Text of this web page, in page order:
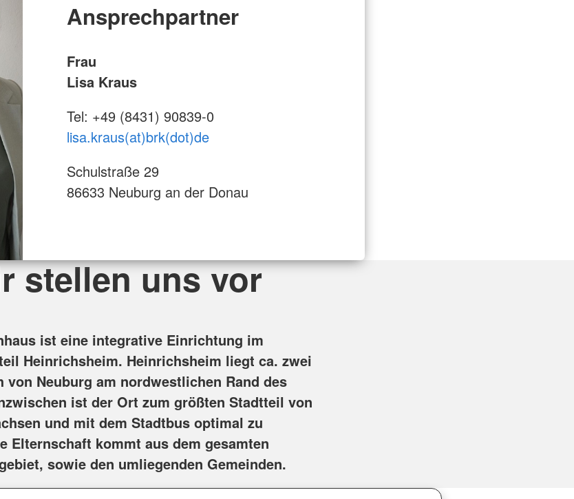
Ansprechpartner
Frau
Lisa Kraus
Tel: +49 (8431) 90839-0
lisa.kraus(at)brk(dot)de
Schulstraße 29
86633 Neuburg an der Donau
stellen uns vor
ist eine integrative Einrichtung im
Heinrichsheim. Heinrichsheim liegt ca. zwei
Neuburg am nordwestlichen Rand des
ist der Ort zum größten Stadtteil von
und mit dem Stadtbus optimal zu
Elternschaft kommt aus dem gesamten
sowie den umliegenden Gemeinden.